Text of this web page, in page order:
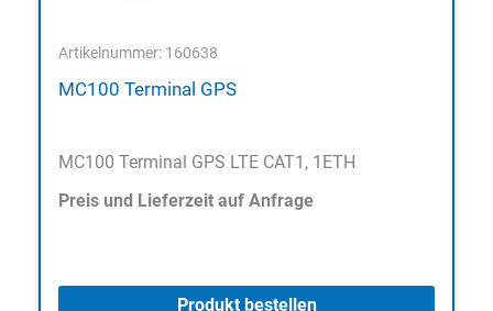
Artikelnummer: 160638
MC100 Terminal GPS
MC100 Terminal GPS LTE CAT1, 1ETH
Preis und Lieferzeit auf Anfrage
Produkt bestellen